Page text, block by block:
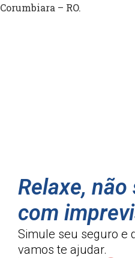
Corumbiara – RO.
Relaxe,
com
Simule seu seguro e
vamos te ajudar.